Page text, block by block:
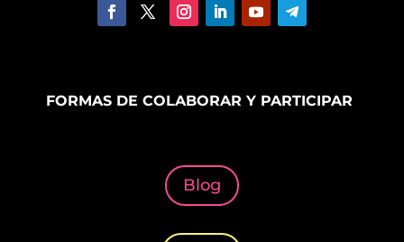
FORMAS DE COLABORAR Y PARTICIPAR
Blog